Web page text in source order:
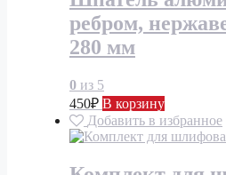
ребром,
280 мм
0 из 5
450₽ В корзину
Добавить в избранное